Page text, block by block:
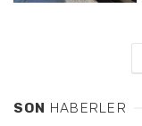
SON HABERLER